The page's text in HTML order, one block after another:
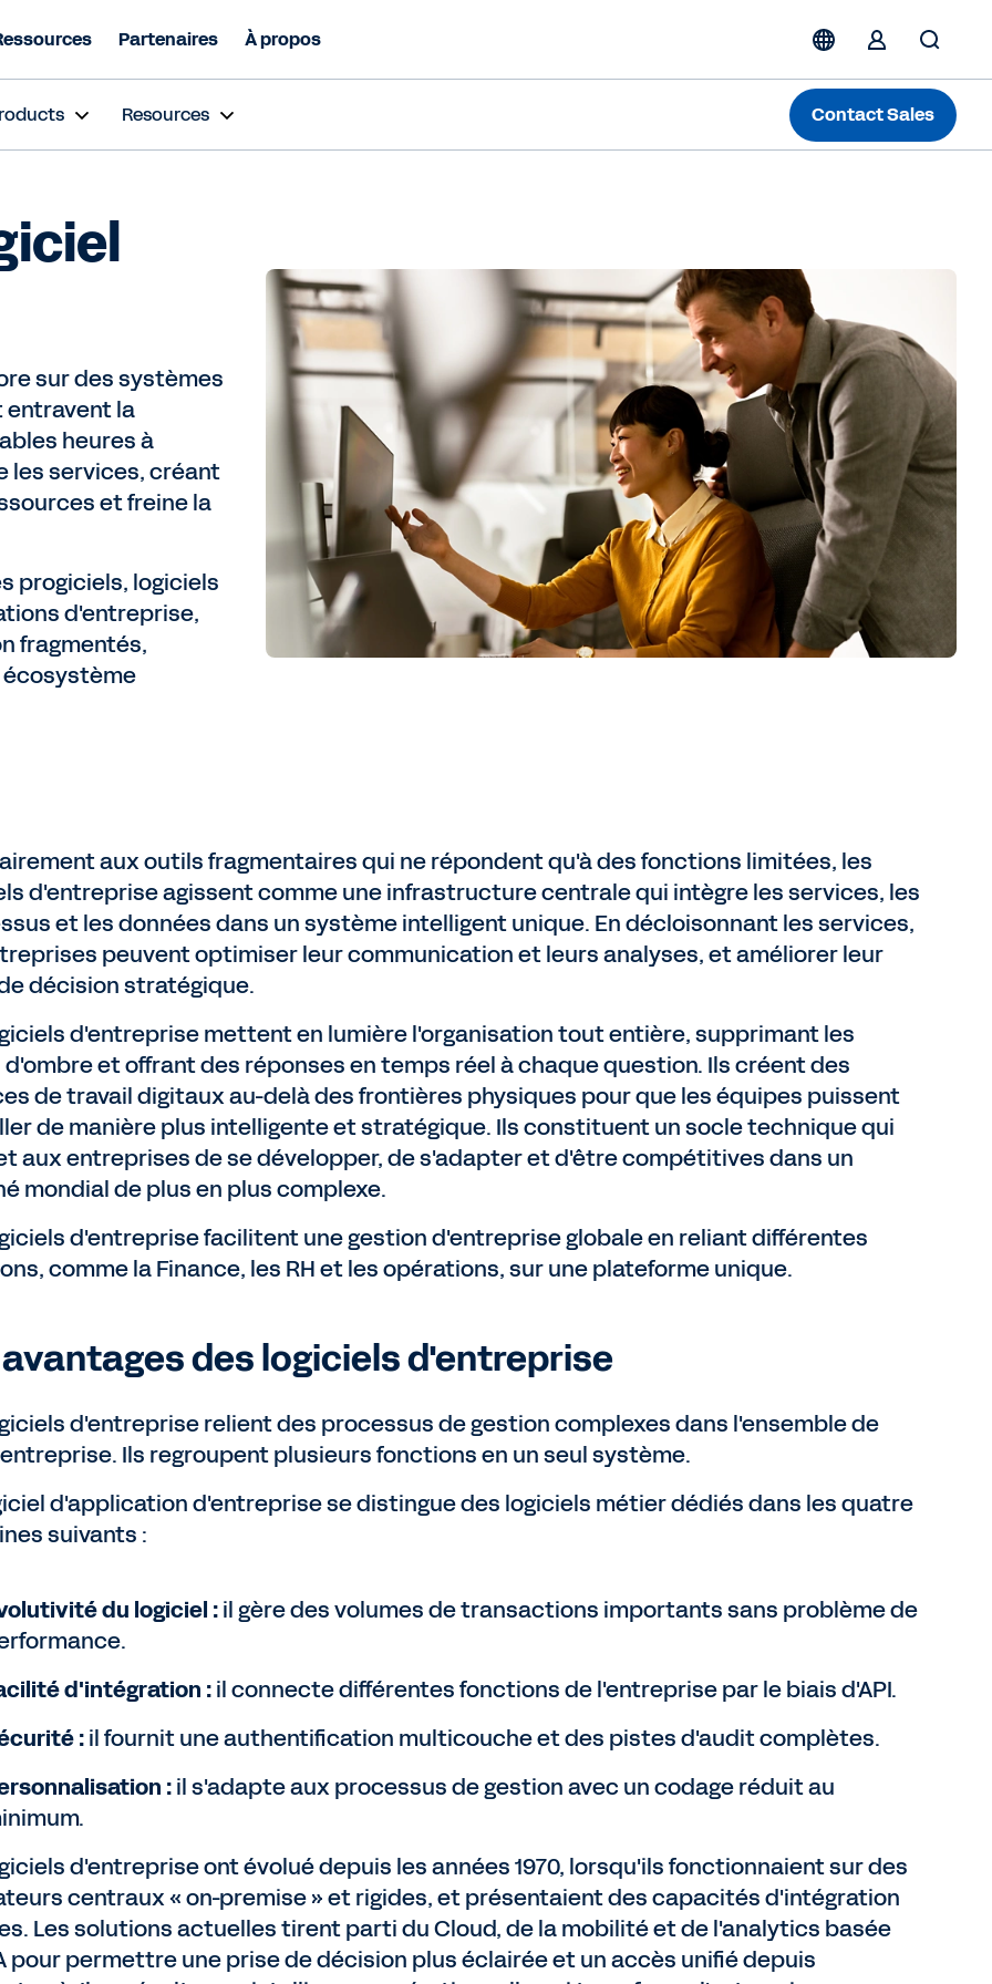
Partenaires À propos
Resources Contact Sales
sur des systèmes
la
heures à
les services, créant
et freine la
progiciels, logiciels
d'entreprise,
fragmentés,
aux outils fragmentaires qui ne répondent qu'à des fonctions limitées, les
d'entreprise agissent comme une infrastructure centrale qui intègre les services, les
et les données dans un système intelligent unique. En décloisonnant les services,
peuvent optimiser leur communication et leurs analyses, et améliorer leur
décision stratégique.
d'entreprise mettent en lumière l'organisation tout entière, supprimant les
d'ombre et offrant des réponses en temps réel à chaque question. Ils créent des
de travail digitaux au-delà des frontières physiques pour que les équipes puissent
de manière plus intelligente et stratégique. Ils constituent un socle technique qui
aux entreprises de se développer, de s'adapter et d'être compétitives dans un
mondial de plus en plus complexe.
d'entreprise facilitent une gestion d'entreprise globale en reliant différentes
comme la Finance, les RH et les opérations, sur une plateforme unique.
des logiciels d'entreprise
d'entreprise relient des processus de gestion complexes dans l'ensemble de
Ils regroupent plusieurs fonctions en un seul système.
d'application d'entreprise se distingue des logiciels métier dédiés dans les quatre
suivants :
du logiciel :il gère des volumes de transactions importants sans problème de
d'intégration :il connecte différentes fonctions de l'entreprise par le biais d'API.
:il fournit une authentification multicouche et des pistes d'audit complètes.
:il s'adapte aux processus de gestion avec un codage réduit au
d'entreprise ont évolué depuis les années 1970, lorsqu'ils fonctionnaient sur des
centraux « on-premise » et rigides, et présentaient des capacités d'intégration
Les solutions actuelles tirent parti du Cloud, de la mobilité et de l'analytics basée
pour permettre une prise de décision plus éclairée et un accès unifié depuis